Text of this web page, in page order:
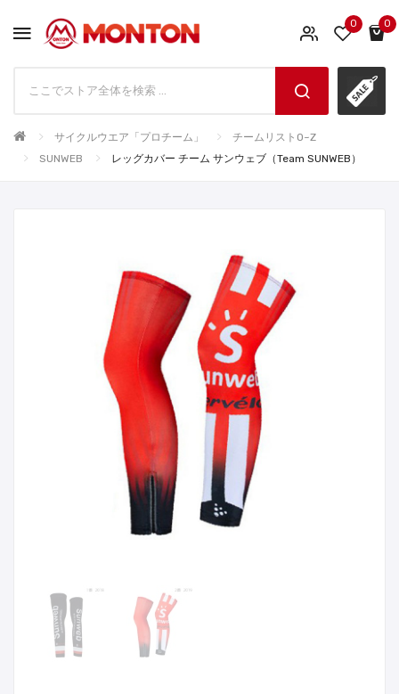
0 0
サイクルウエア「プロチーム」
チームリストO~Z
SUNWEB
レッグカバー チーム サンウェブ（team SUNWEB）